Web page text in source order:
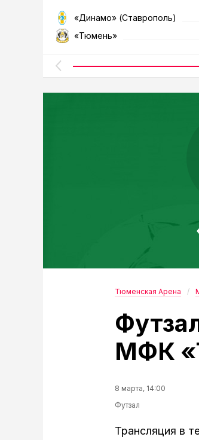
«Динамо» (Ставрополь)
«Тюмень»
Тюменская Арена
МФК
8 марта, 14:00
Футзал
Трансляция в